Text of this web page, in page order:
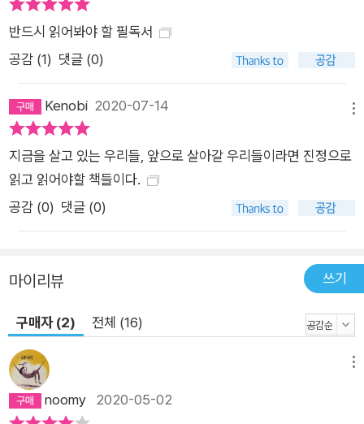
면서 멋대로 허상을 키워가는 주인공의 모습은 독자에게 혐오감
과 안타까움을 불러일으키지만 다른 한편으로는 스스로도 가짜
뉴스에 현혹되어 진실을 외면한 적은 없는지 질문을 던지게 만든
다. “자기가 할 수 있는 만큼만 용기를 내면 되는 거야. 같이하면
되니까.” 유승하 『1987 그날』(6‧10민주항쟁) 『1987 그날』은 전
두환 정권 아래 엄혹한 현실 속에서 미래를 꿈꾸기는커녕 당장 무
엇을 해야 할지 알지 못하고 고뇌해야 했던 젊은이들을 중심으로
1987년을 그리고 있다. 대학생으로서 사회적 책임과 불의에 눈
감을 수 없다며 운동에 동참한 진주, 가족과 운동 사이에서 갈등
지만 집이 철거당하는 각박한 상황에 처한 나리 등이 그 주인공이
다. 1987년은 우리 민주주의 역사에서 일대 전환이 일어난 해이
다. 학생과 시민을 비롯한 수많은 사람들이 참여한 6·10민주항쟁
출할 수 있게 되었기 때문이다. 지금의 관점에서 보면 직접선거로
대통령을 선출하는 것은 너무나 당연한 일이지만 1987년 이전의
‘투표’는 군인들이 무력으로 빼앗은 권력을 사후적으로 추인하는
반드시 읽어봐야 할 필독서
공감 (1) 댓글 (0)
Kenobi 2020-07-14
지금을 살고 있는 우리들, 앞으로 살아갈 우리들이라면 진정으로
읽고 읽어야할 책들이다.
공감 (0) 댓글 (0)
마이리뷰 쓰기
구매자 (2) 전체 (16)
noomy 2020-05-02